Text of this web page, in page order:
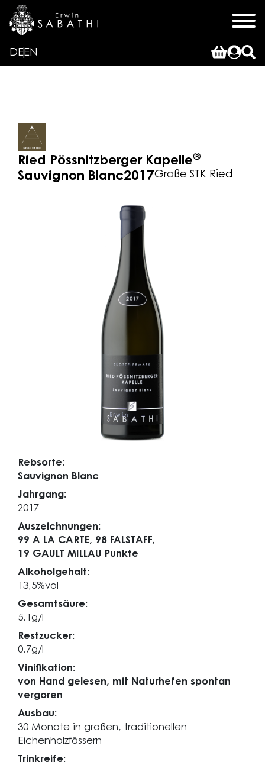
DEEN
Ried Pössnitzberger Kapelle®
Sauvignon Blanc2017Große STK Ried
Rebsorte:
Sauvignon Blanc
Jahrgang:
2017
Auszeichnungen:
99 A LA CARTE, 98 FALSTAFF,
19 GAULT MILLAU Punkte
Alkoholgehalt:
13,5%vol
Gesamtsäure:
5,1g/l
Restzucker:
0,7g/l
Vinifikation:
von Hand gelesen, mit Naturhefen spontan
vergoren
Ausbau:
30 Monate in großen, traditionellen
Eichenholzfässern
Trinkreife: